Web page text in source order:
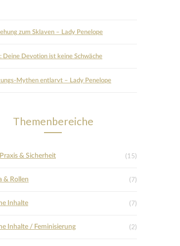
zum Sklaven – Lady Penelope
Deine Devotion ist keine Schwäche
Mythen entlarvt – Lady Penelope
Themenbereiche
& Sicherheit (15)
& Rollen (7)
Inhalte (7)
Inhalte / Feminisierung (2)